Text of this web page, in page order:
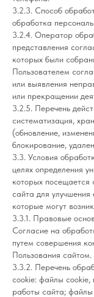
3.2.3. Способ
обработка
3.2.4. Оператор
представления
которых были
Пользователем
или выявления
или прекращении
3.2.5. Перечень
систематизация,
(обновление,
блокирование,
3.3. Условия
целях определения
которых посещается
сайта для
которые могут
3.3.1. Правовые
Согласие на
путем совершения
Пользования сайтом.
3.3.2. Перечень
cookie: файлы cookie,
работы сайта;